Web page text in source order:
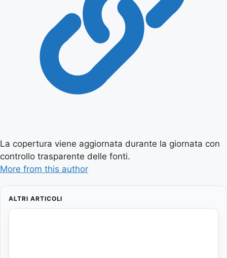
La copertura viene aggiornata durante la giornata con
controllo trasparente delle fonti.
More from this author
ALTRI ARTICOLI